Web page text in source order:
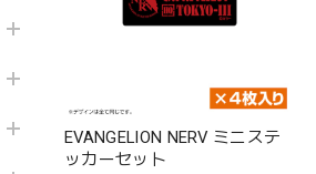
EVANGELION NERV ミニステ
ッカーセット